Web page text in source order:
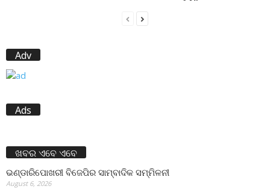
Adv
Ads
ଖବର ଏବେ ଏବେ
ଭଣ୍ଡାରିପୋଖରୀ ବିଜେପିର ସାମ୍ବାଦିକ ସମ୍ମିଳନୀ
August 6, 2026